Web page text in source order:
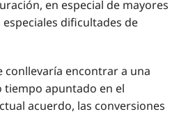
en especial de mayores
dificultades de
conllevaría encontrar a una
tiempo apuntado en el
acuerdo, las conversiones